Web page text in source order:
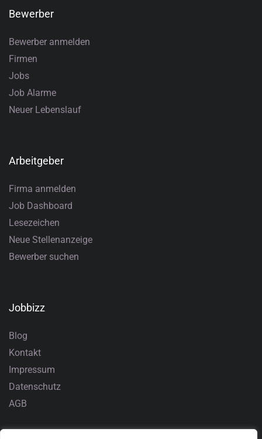
Bewerber
Bewerber anmelden
Firmen
Jobs
Job Alarme
Neuer Lebenslauf
Arbeitgeber
Firma anmelden
Job Dashboard
Lesezeichen
Neue Stellenanzeige
Bewerber suchen
Jobbizz
Blog
Kontakt
Impressum
Datenschutz
AGB